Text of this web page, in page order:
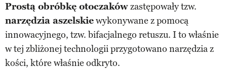
Prostą obróbkę otoczakówzastępowały tzw.
narzędzia aszelskiewykonywane z pomocą
innowacyjnego, tzw. bifacjalnego retuszu. I to właśnie
w tej zbliżonej technologii przygotowano narzędzia z
kości, które właśnie odkryto.